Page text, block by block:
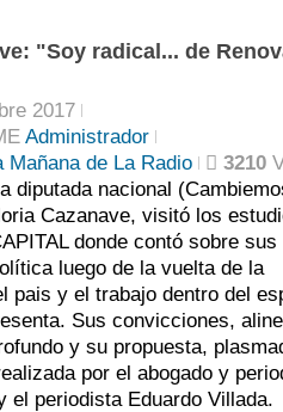
"Soy radical... de
2017
Administrador
Mañana de La Radio 3210
diputada nacional
Cazanave, visitó los
donde contó sobre sus
luego de la vuelta de la
pais y el trabajo dentro del
Sus convicciones,
y su propuesta,
por el abogado y
el periodista Eduardo Villada.